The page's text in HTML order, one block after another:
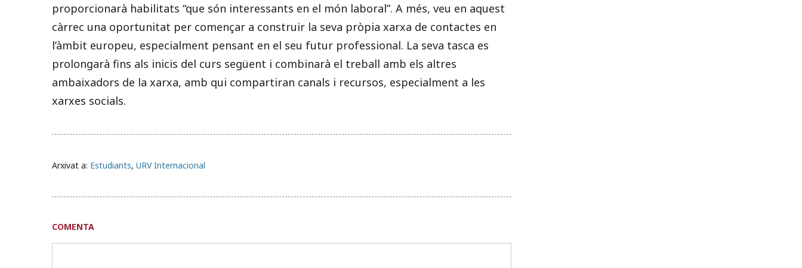
proporcionarà habilitats “que són interessants en el món laboral”. A més, veu en aquest
càrrec una oportunitat per començar a construir la seva pròpia xarxa de contactes en
l’àmbit europeu, especialment pensant en el seu futur professional. La seva tasca es
prolongarà fins als inicis del curs següent i combinarà el treball amb els altres
ambaixadors de la xarxa, amb qui compartiran canals i recursos, especialment a les
xarxes socials.
Arxivat a: Estudiants, URV Internacional
COMENTA